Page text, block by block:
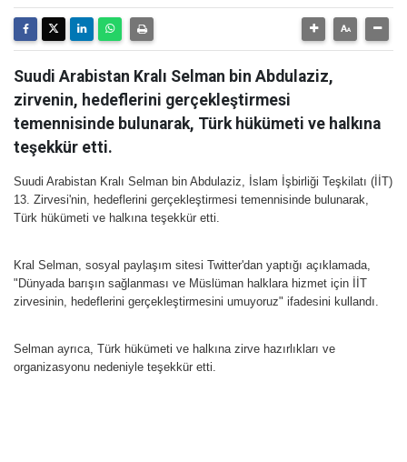
Suudi Arabistan Kralı Selman bin Abdulaziz,
zirvenin, hedeflerini gerçekleştirmesi
temennisinde bulunarak, Türk hükümeti ve halkına
teşekkür etti.
Suudi Arabistan Kralı Selman bin Abdulaziz, İslam İşbirliği Teşkilatı (İİT)
13. Zirvesi'nin, hedeflerini gerçekleştirmesi temennisinde bulunarak,
Türk hükümeti ve halkına teşekkür etti.
Kral Selman, sosyal paylaşım sitesi Twitter'dan yaptığı açıklamada,
"Dünyada barışın sağlanması ve Müslüman halklara hizmet için İİT
zirvesinin, hedeflerini gerçekleştirmesini umuyoruz" ifadesini kullandı.
Selman ayrıca, Türk hükümeti ve halkına zirve hazırlıkları ve
organizasyonu nedeniyle teşekkür etti.